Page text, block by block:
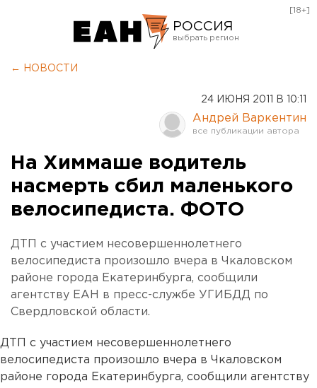
РОССИЯ
Оренбург
[18+]
← НОВОСТИ
24 ИЮНЯ 2011 В 10:11
Андрей Варкентин
На Химмаше водитель
насмерть сбил маленького
велосипедиста. ФОТО
ДТП с участием несовершеннолетнего
велосипедиста произошло вчера в Чкаловском
районе города Екатеринбурга, сообщили
агентству ЕАН в пресс-службе УГИБДД по
Свердловской области.
ДТП с участием несовершеннолетнего
велосипедиста произошло вчера в Чкаловском
районе города Екатеринбурга, сообщили агентству